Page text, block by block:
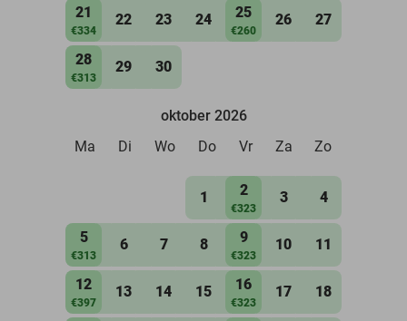
21
€334
22 23 24 25
€260
26 27
28
€313
29 30
oktober 2026
Ma
Di Wo Do Vr Za Zo
1 2
€323
3 4
5
€313
6 7 8 9
€323
10 11
12
€397
13 14 15 16
€323
17 18